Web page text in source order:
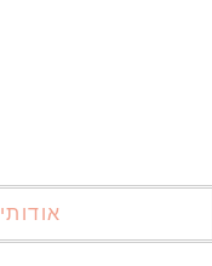
אודותי